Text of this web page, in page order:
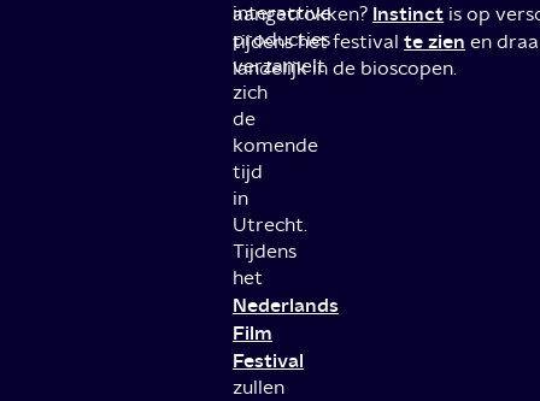
interactive
producties
verzamelt
zich
de
komende
tijd
in
Utrecht.
Tijdens
het
Nederlands
Film
Festival
zullen
aangetrokken? Instinct is op
tijdens het festivalte zien en
landelijk in de bioscopen.